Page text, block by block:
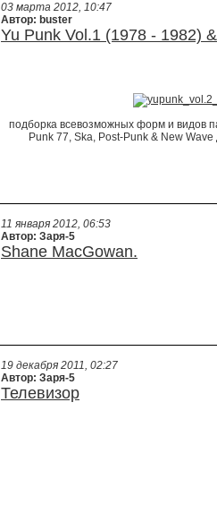
03 марта 2012, 10:47
Автор: buster
Yu Punk Vol.1 (1978 - 1982)
подборка всевозможных форм и видов
Punk 77, Ska, Post-Punk & New
11 января 2012, 06:53
Автор: Заря-5
Shane MacGowan.
19 декабря 2011, 02:27
Автор: Заря-5
Телевизор